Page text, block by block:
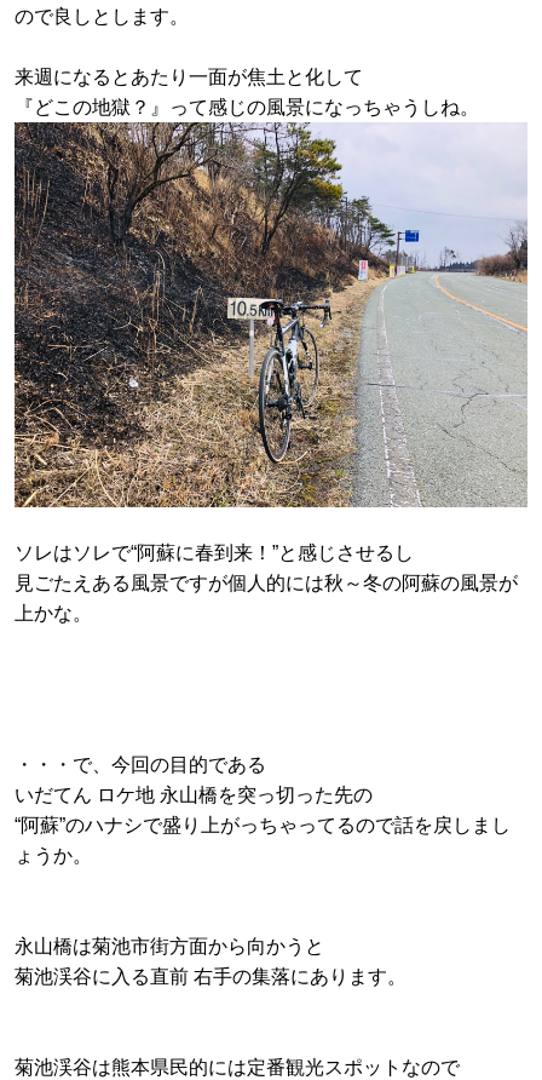
ので良しとします。
来週になるとあたり一面が焦土と化して
『どこの地獄？』って感じの風景になっちゃうしね。
ソレはソレで“阿蘇に春到来！”と感じさせるし
見ごたえある風景ですが個人的には秋～冬の阿蘇の風景が
上かな。
・・・で、今回の目的である
いだてん ロケ地 永山橋を突っ切った先の
“阿蘇”のハナシで盛り上がっちゃってるので話を戻しまし
ょうか。
永山橋は菊池市街方面から向かうと
菊池渓谷に入る直前 右手の集落にあります。
菊池渓谷は熊本県民的には定番観光スポットなので